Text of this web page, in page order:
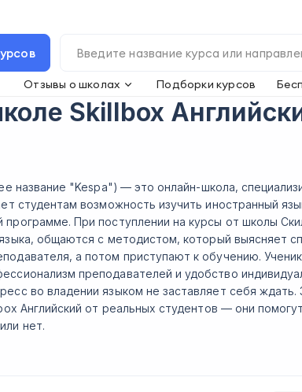
Отзывы о школах Подборки курсов
Skillbox
название "Kespa") — это онлайн-школа,
студентам возможность изучить иностранный
При поступлении на курсы от школы
общаются с методистом, который выясняет
а потом приступают к обучению.
преподавателей и удобство
во владении языком не заставляет себя
Английский от реальных студентов — они
нет.